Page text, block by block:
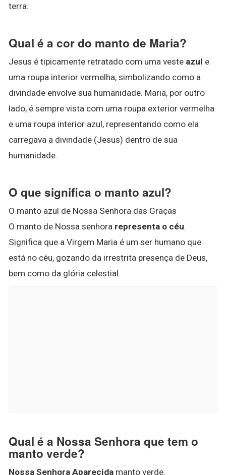
terra.
Qual é a cor do manto de Maria?
Jesus é tipicamente retratado com uma veste azul e
uma roupa interior vermelha, simbolizando como a
divindade envolve sua humanidade. Maria, por outro
lado, é sempre vista com uma roupa exterior vermelha
e uma roupa interior azul, representando como ela
carregava a divindade (Jesus) dentro de sua
humanidade.
O que significa o manto azul?
O manto azul de Nossa Senhora das Graças
O manto de Nossa senhora representa o céu.
Significa que a Virgem Maria é um ser humano que
está no céu, gozando da irrestrita presença de Deus,
bem como da glória celestial.
Qual é a Nossa Senhora que tem o
manto verde?
Nossa Senhora Aparecida manto verde.